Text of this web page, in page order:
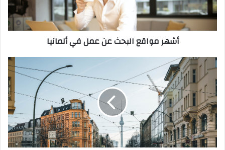
ألمانيا
أشهر مواقع البحث عن عمل في ألمانيا
ملكية
المنازل
في
المانيا
وأسباب
انخفاضها